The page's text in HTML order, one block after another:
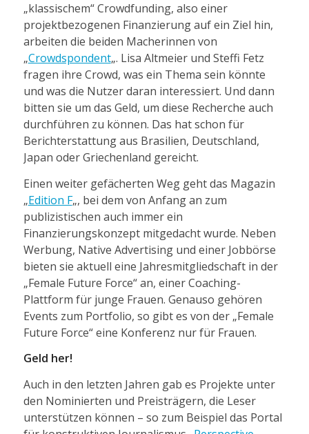
„klassischem“ Crowdfunding, also einer
projektbezogenen Finanzierung auf ein Ziel hin,
arbeiten die beiden Macherinnen von
„Crowdspondent„. Lisa Altmeier und Steffi Fetz
fragen ihre Crowd, was ein Thema sein könnte
und was die Nutzer daran interessiert. Und dann
bitten sie um das Geld, um diese Recherche auch
durchführen zu können. Das hat schon für
Berichterstattung aus Brasilien, Deutschland,
Japan oder Griechenland gereicht.
Einen weiter gefächerten Weg geht das Magazin
„Edition F„, bei dem von Anfang an zum
publizistischen auch immer ein
Finanzierungskonzept mitgedacht wurde. Neben
Werbung, Native Advertising und einer Jobbörse
bieten sie aktuell eine Jahresmitgliedschaft in der
„Female Future Force“ an, einer Coaching-
Plattform für junge Frauen. Genauso gehören
Events zum Portfolio, so gibt es von der „Female
Future Force“ eine Konferenz nur für Frauen.
Geld her!
Auch in den letzten Jahren gab es Projekte unter
den Nominierten und Preisträgern, die Leser
unterstützen können – so zum Beispiel das Portal